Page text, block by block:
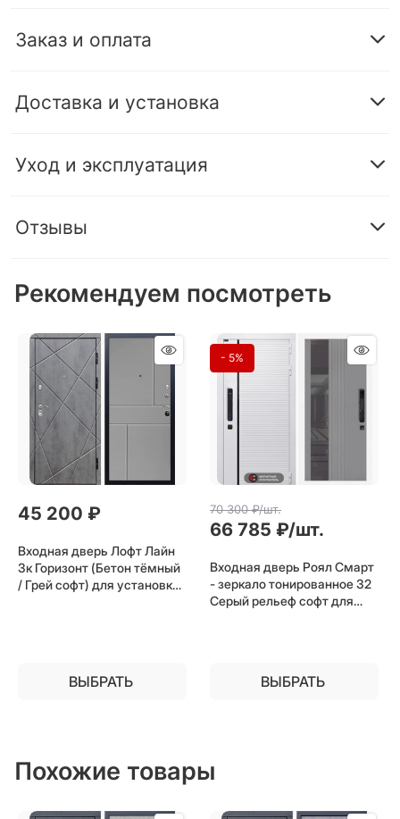
Заказ и оплата
Доставка и установка
Уход и эксплуатация
Отзывы
Рекомендуем посмотреть
45 200 ₽
Входная дверь Лофт Лайн
3к Горизонт (Бетон тёмный
/ Грей софт) для установки
ВЫБРАТЬ
- 5%
70 300 ₽/шт.
66 785 ₽/шт.
Входная дверь Роял Смарт
- зеркало тонированное 32
Серый рельеф софт для
ВЫБРАТЬ
Похожие товары